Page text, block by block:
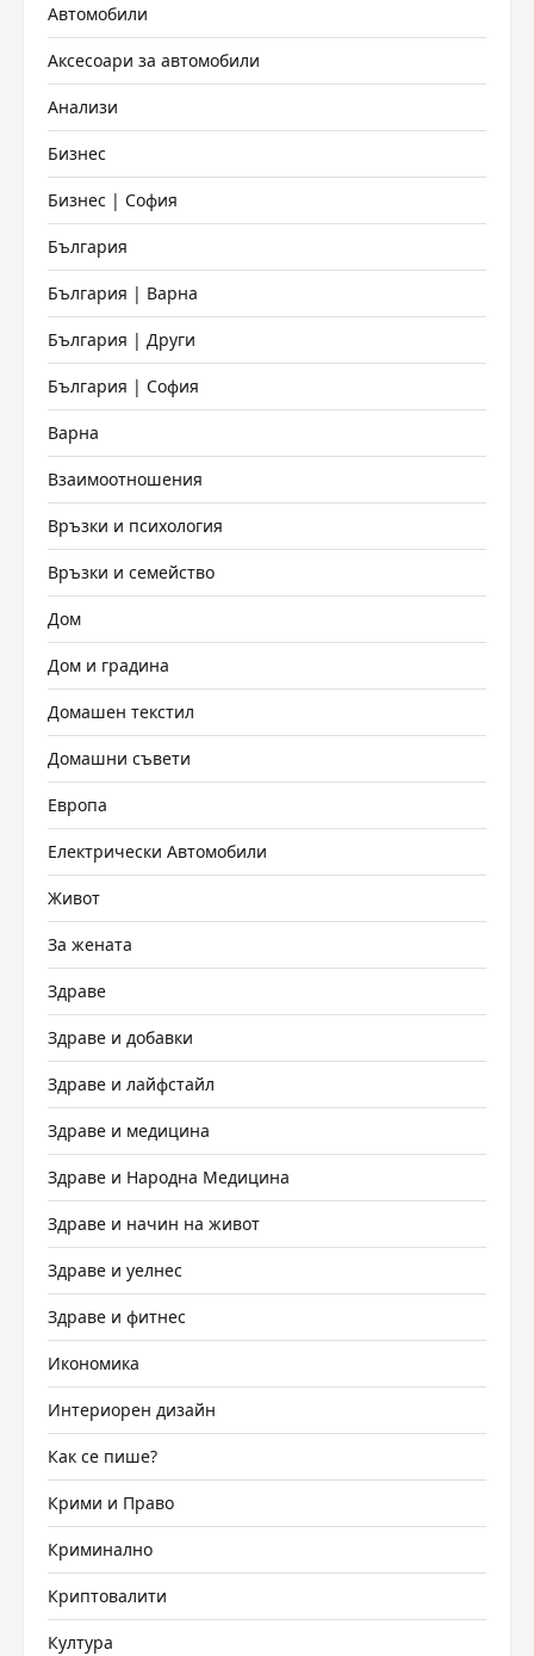
Автомобили
Аксесоари за автомобили
Анализи
Бизнес
Бизнес | София
България
България | Варна
България | Други
България | София
Варна
Взаимоотношения
Връзки и психология
Връзки и семейство
Дом
Дом и градина
Домашен текстил
Домашни съвети
Европа
Електрически Автомобили
Живот
За жената
Здраве
Здраве и добавки
Здраве и лайфстайл
Здраве и медицина
Здраве и Народна Медицина
Здраве и начин на живот
Здраве и уелнес
Здраве и фитнес
Икономика
Интериорен дизайн
Как се пише?
Крими и Право
Криминално
Криптовалити
Култура